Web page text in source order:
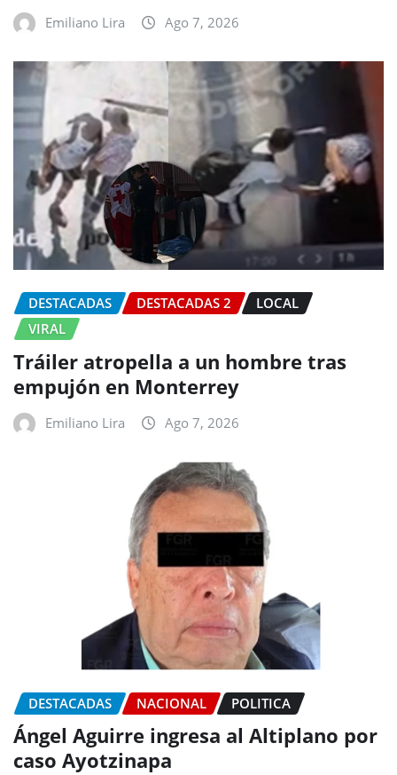
Emiliano Lira Ago 7, 2026
DESTACADAS DESTACADAS 2
LOCAL
VIRAL
Tráiler atropella a un hombre tras
empujón en Monterrey
Emiliano Lira Ago 7, 2026
DESTACADAS NACIONAL POLITICA
Ángel Aguirre ingresa al Altiplano por
caso Ayotzinapa